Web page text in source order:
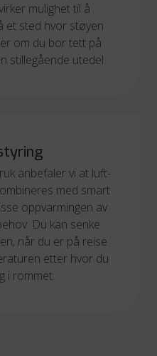
mulighet til å
et sted hvor støyen
om du bor tett på
stillegående utedel.
anbefaler vi at luft-
med smart
oppvarmingen av
Du kan senke
når du er på reise
etter hvor du
i rommet.